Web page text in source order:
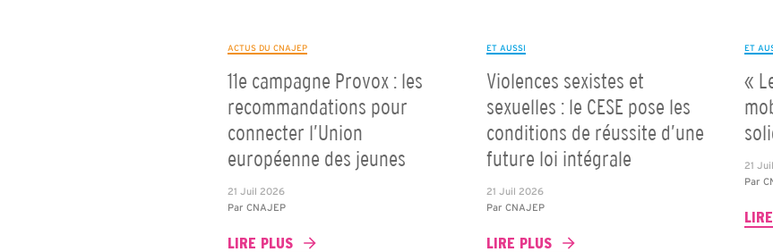
ACTUS DU CNAJEP
11e campagne Provox : les
recommandations pour
connecter l’Union
européenne des jeunes
21 Juil 2026
ParCNAJEP
LIRE PLUS
ET AUSSI
Violences sexistes et
sexuelles : le CESE pose les
conditions de réussite d’une
future loi intégrale
21 Juil 2026
Par CNAJEP
LIRE PLUS
ET
«
21
Par